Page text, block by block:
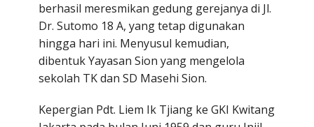
berhasil meresmikan gedung gerejanya di Jl.
Dr. Sutomo 18 A, yang tetap digunakan
hingga hari ini. Menyusul kemudian,
dibentuk Yayasan Sion yang mengelola
sekolah TK dan SD Masehi Sion.
Kepergian Pdt. Liem Ik Tjiang ke GKI Kwitang